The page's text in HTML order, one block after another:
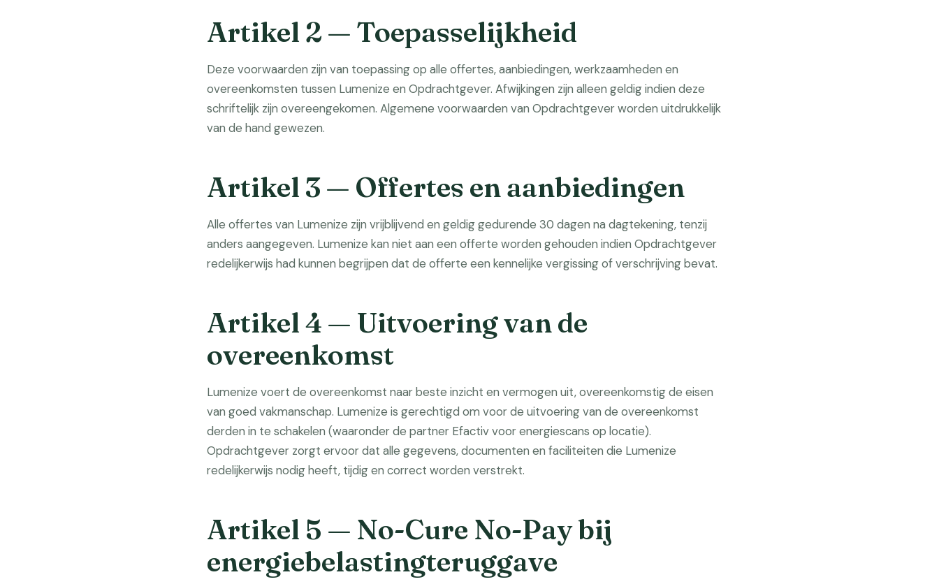
Artikel 2 — Toepasselijkheid
Deze voorwaarden zijn van toepassing op alle offertes, aanbiedingen, werkzaamheden en
overeenkomsten tussen Lumenize en Opdrachtgever. Afwijkingen zijn alleen geldig indien deze
schriftelijk zijn overeengekomen. Algemene voorwaarden van Opdrachtgever worden uitdrukkelijk
van de hand gewezen.
Artikel 3 — Offertes en aanbiedingen
Alle offertes van Lumenize zijn vrijblijvend en geldig gedurende 30 dagen na dagtekening, tenzij
anders aangegeven. Lumenize kan niet aan een offerte worden gehouden indien Opdrachtgever
redelijkerwijs had kunnen begrijpen dat de offerte een kennelijke vergissing of verschrijving bevat.
Artikel 4 — Uitvoering van de
overeenkomst
Lumenize voert de overeenkomst naar beste inzicht en vermogen uit, overeenkomstig de eisen
van goed vakmanschap. Lumenize is gerechtigd om voor de uitvoering van de overeenkomst
derden in te schakelen (waaronder de partner Efactiv voor energiescans op locatie).
Opdrachtgever zorgt ervoor dat alle gegevens, documenten en faciliteiten die Lumenize
redelijkerwijs nodig heeft, tijdig en correct worden verstrekt.
Artikel 5 — No-Cure No-Pay bij
energiebelastingteruggave